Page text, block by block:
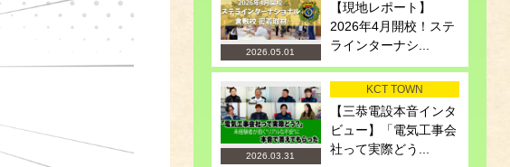
2026.05.01
【現地レポート】
2026年4月開校！ステ
ラインターナシ...
2026.03.31
KCT TOWN
【三恭電設本音インタ
ビュー】「電気工事会
社って実際どう...